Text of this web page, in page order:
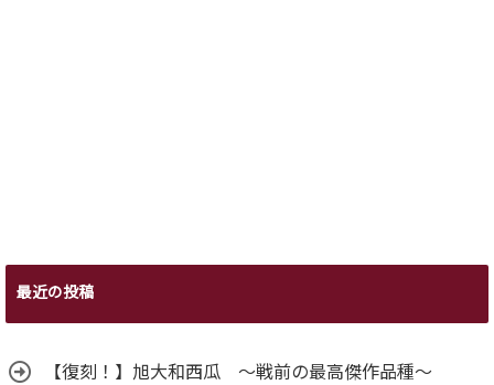
最近の投稿
【復刻！】旭大和西瓜 ～戦前の最高傑作品種～